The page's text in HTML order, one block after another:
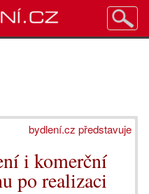
bydlení.cz představuje
i komerční
po realizaci